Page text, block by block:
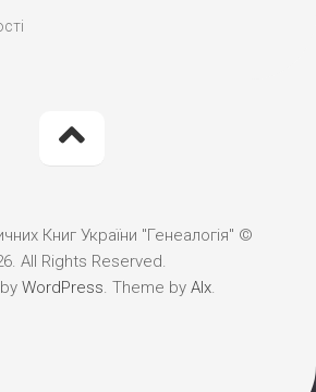
Книг України "Генеалогія" ©
All Rights Reserved.
WordPress. Theme by Alx.